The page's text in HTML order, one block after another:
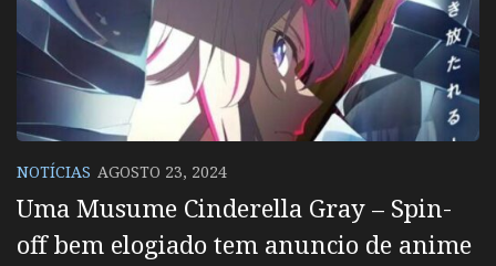
NOTÍCIAS AGOSTO 23, 2024
Uma Musume Cinderella Gray – Spin-
off bem elogiado tem anuncio de anime